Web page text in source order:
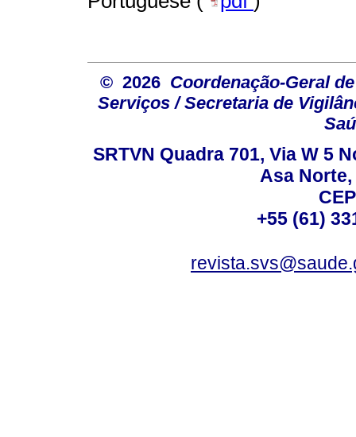
© 2026 Coordenação-Geral
Serviços / Secretaria de
SRTVN Quadra 701, Via W 5
Asa
+55 (61)